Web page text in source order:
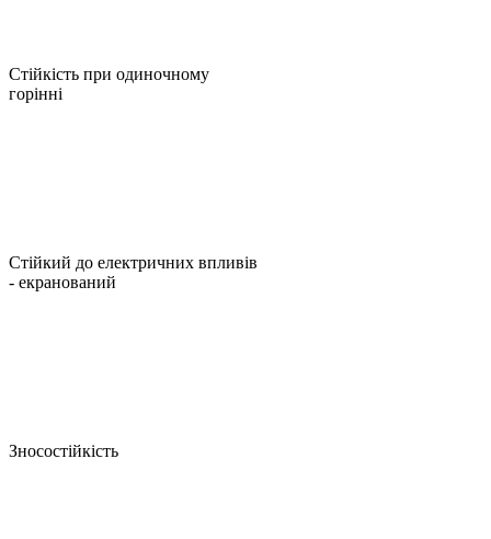
Стійкість при одиночному
горінні
Стійкий до електричних впливів
- екранований
Зносостійкість